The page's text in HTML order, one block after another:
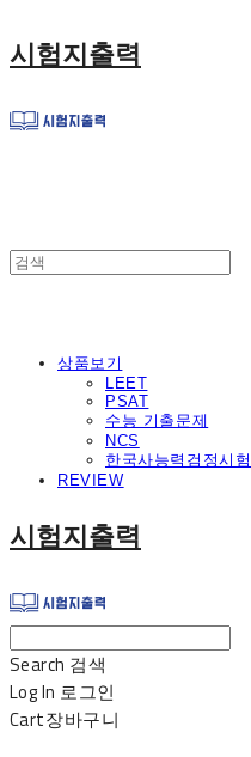
시험지출력
상품보기
LEET
PSAT
수능 기출문제
NCS
한국사능력검정시험
REVIEW
시험지출력
Search 검색
Log In 로그인
Cart장바구니